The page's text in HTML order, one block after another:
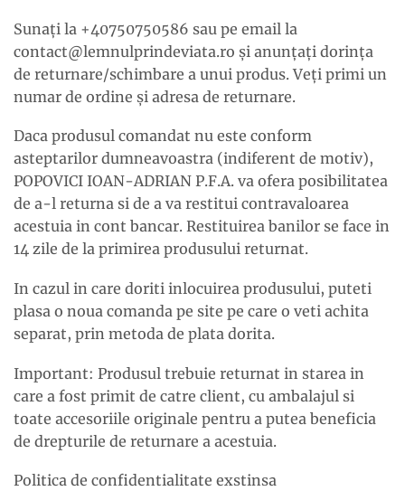
Sunați la +40750750586 sau pe email la
contact@lemnulprindeviata.ro și anunțați dorința
de returnare/schimbare a unui produs. Veți primi un
numar de ordine și adresa de returnare.
Daca produsul comandat nu este conform
asteptarilor dumneavoastra (indiferent de motiv),
POPOVICI IOAN-ADRIAN P.F.A. va ofera posibilitatea
de a-l returna si de a va restitui contravaloarea
acestuia in cont bancar. Restituirea banilor se face in
14 zile de la primirea produsului returnat.
In cazul in care doriti inlocuirea produsului, puteti
plasa o noua comanda pe site pe care o veti achita
separat, prin metoda de plata dorita.
Important: Produsul trebuie returnat in starea in
care a fost primit de catre client, cu ambalajul si
toate accesoriile originale pentru a putea beneficia
de drepturile de returnare a acestuia.
Politica de confidentialitate exstinsa